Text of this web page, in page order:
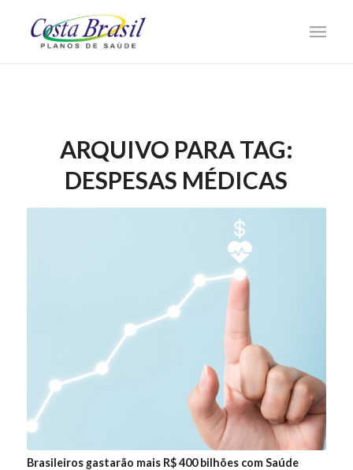
ARQUIVO PARA TAG:
DESPESAS MÉDICAS
Brasileiros gastarão mais R$ 400 bilhões com Saúde